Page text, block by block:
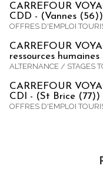
CARREFOUR
CDD - (Vannes (56))
OFFRES D'EMPLOI
CARREFOUR
ressources
ALTERNANCE / STAGES
CARREFOUR
CDI - (St Brice (77))
OFFRES D'EMPLOI